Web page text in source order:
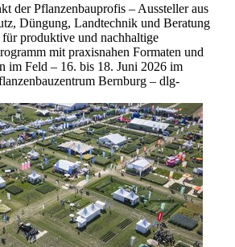
der Pflanzenbauprofis – Aussteller aus
Düngung, Landtechnik und Beratung
produktive und nachhaltige
mit praxisnahen Formaten und
im Feld – 16. bis 18. Juni 2026 im
Bernburg – dlg-